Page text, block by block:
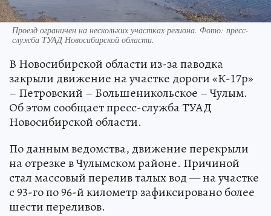
Проезд ограничен на нескольких участках региона. Фото: пресс-
служба ТУАД Новосибирской области.
В Новосибирской области из-за паводка
закрыли движение на участке дороги «К-17р»
– Петровский – Большеникольское – Чулым.
Об этом сообщает пресс-служба ТУАД
Новосибирской области.
По данным ведомства, движение перекрыли
на отрезке в Чулымском районе. Причиной
стал массовый перелив талых вод — на участке
с 93-го по 96-й километр зафиксировано более
шести переливов.